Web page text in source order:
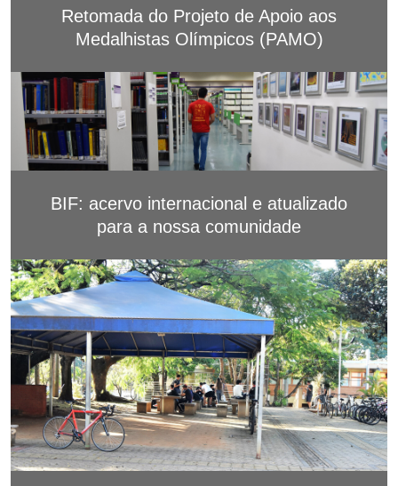
Retomada do Projeto de Apoio aos
Medalhistas Olímpicos (PAMO)
BIF: acervo internacional e atualizado
para a nossa comunidade